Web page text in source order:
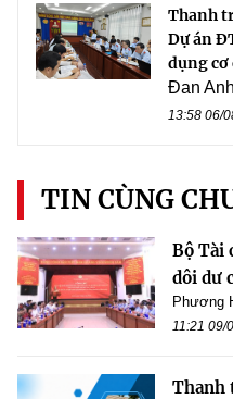
Thanh
Dự án
dụng cơ
Đan Anh
13:58 06/
TIN CÙNG
Bộ Tài
dôi dư
Phương
11:21 09/
Thanh